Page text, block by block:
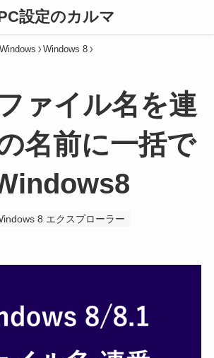
設定のカルマ
Windows Windows 8
ァイル名を連
名前に一括で
8 エクスプローラー